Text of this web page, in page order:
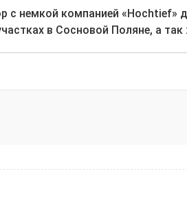
с немкой компанией «Hochtief»
в Сосновой Поляне, а